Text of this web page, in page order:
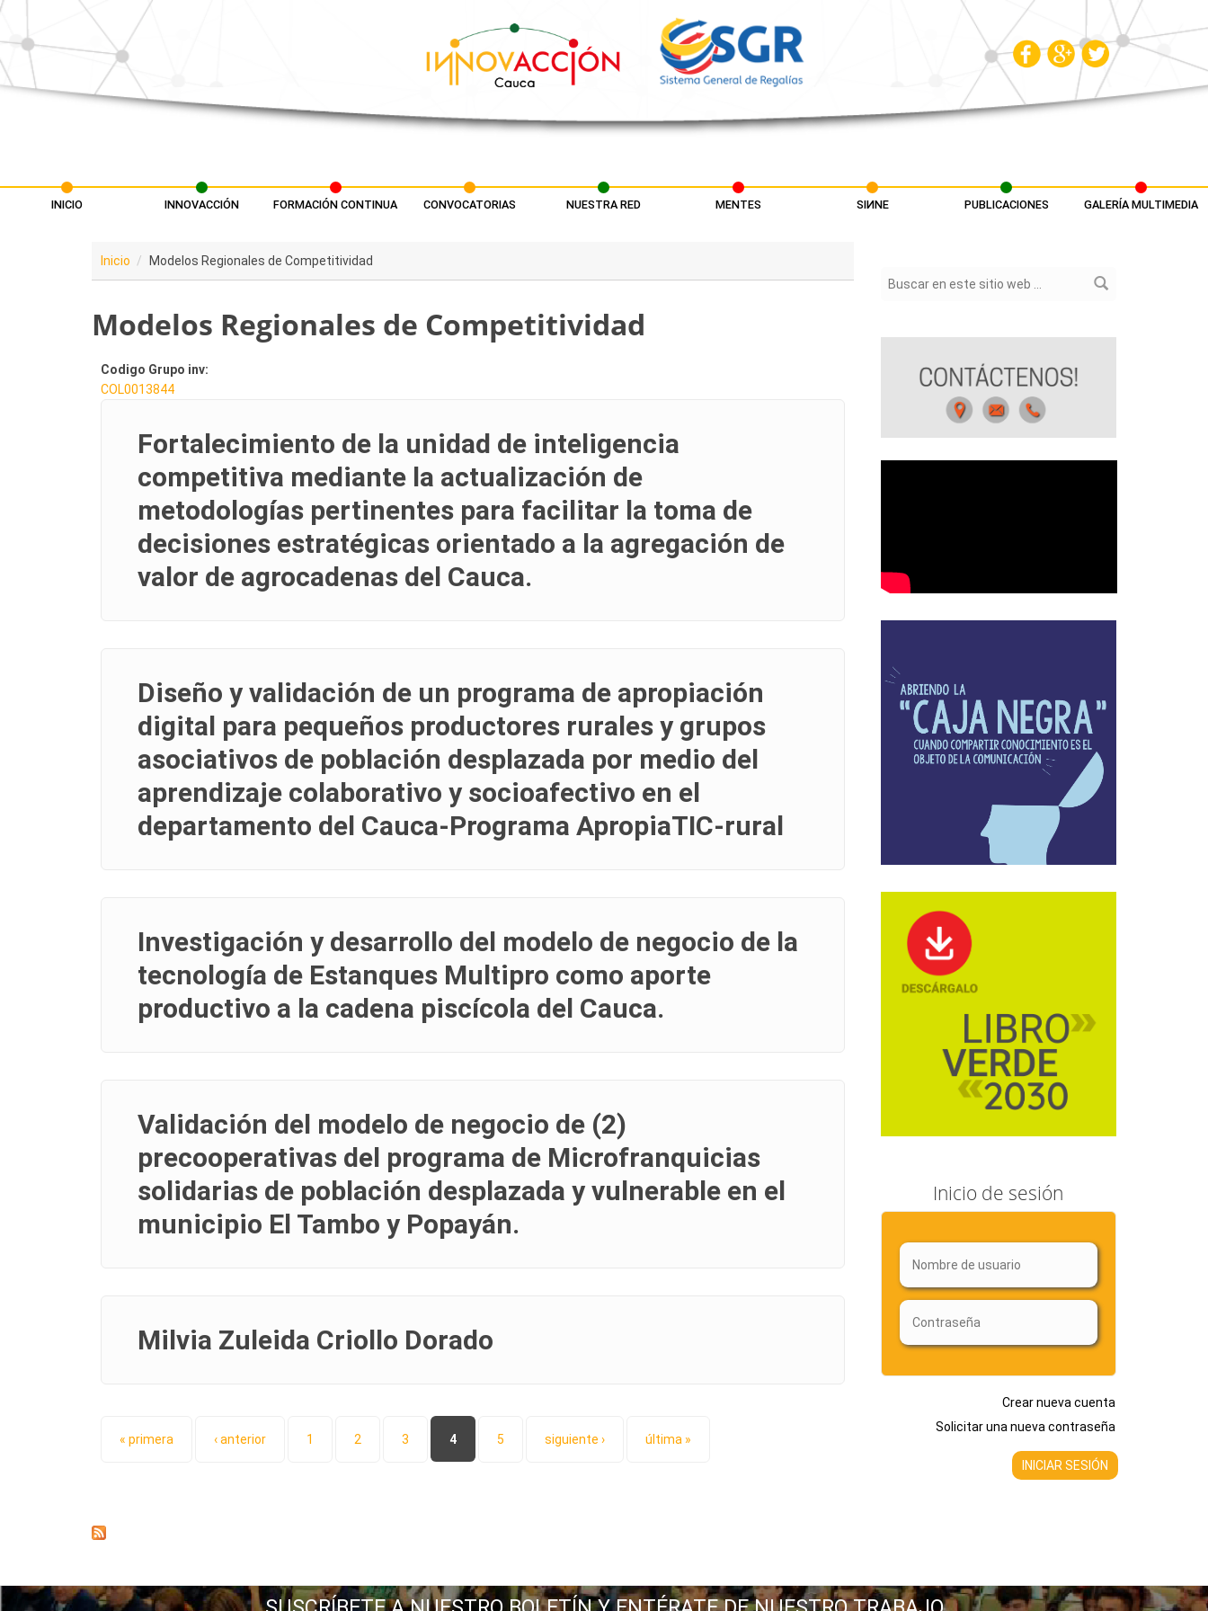
Pasar al contenido principal
INICIO INNOVACCIÓN FORMACIÓN CONTINUA CONVOCATORIAS NUESTRA RED MENTES SIИNE PUBLICACIONES GALERÍA MULTIMEDIA
Inicio Modelos Regionales de Competitividad
Modelos Regionales de Competitividad
Codigo Grupo inv:
COL0013844
Fortalecimiento de la unidad de inteligencia
competitiva mediante la actualización de
metodologías pertinentes para facilitar la toma de
decisiones estratégicas orientado a la agregación de
valor de agrocadenas del Cauca.
Diseño y validación de un programa de apropiación
digital para pequeños productores rurales y grupos
asociativos de población desplazada por medio del
aprendizaje colaborativo y socioafectivo en el
departamento del Cauca-Programa ApropiaTIC-rural
Investigación y desarrollo del modelo de negocio de la
tecnología de Estanques Multipro como aporte
productivo a la cadena piscícola del Cauca.
Validación del modelo de negocio de (2)
precooperativas del programa de Microfranquicias
solidarias de población desplazada y vulnerable en el
municipio El Tambo y Popayán.
Milvia Zuleida Criollo Dorado
Páginas
« primera ‹ anterior 1 2 3 4 5 siguiente › última »
Formulario de búsqueda
Inicio de sesión
Crear nueva cuenta
Solicitar una nueva contraseña